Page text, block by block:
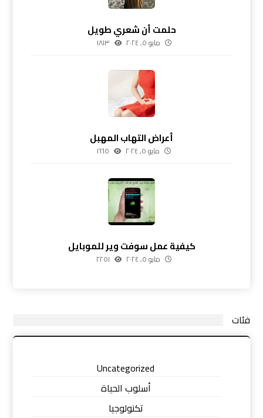
حلمت أن شعري طويل
مايو ٥, ٢٠٢٤ ١٨١٣
أعراض التهاب المهبل
مايو ٥, ٢٠٢٤ ١٦٦٥
كيفية عمل سوفت وير للموبايل
مايو ٥, ٢٠٢٤ ٢٢٥١
فئات
Uncategorized
أسلوب الحياة
تكنولوجيا